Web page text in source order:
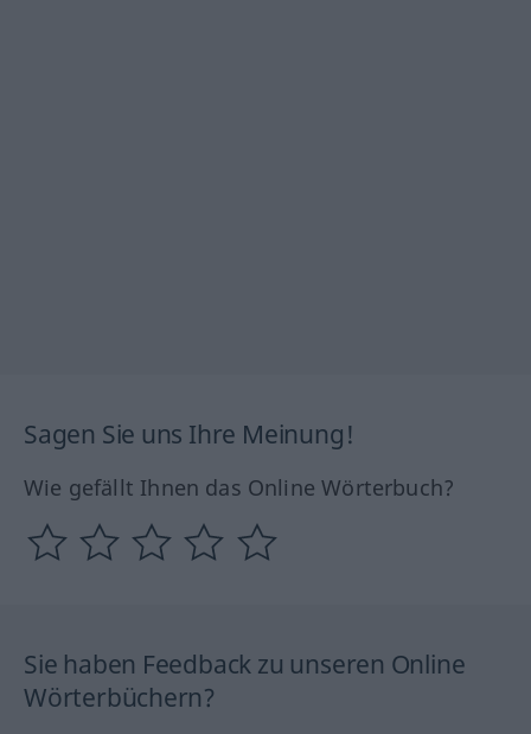
Sagen Sie uns Ihre Meinung!
Wie gefällt Ihnen das Online Wörterbuch?
Sie haben Feedback zu unseren Online
Wörterbüchern?